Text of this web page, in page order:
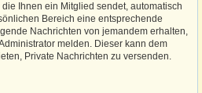
Ihnen ein Mitglied sendet, automatisch
Bereich eine entsprechende
Nachrichten von jemandem erhalten,
melden. Dieser kann dem
Private Nachrichten zu versenden.